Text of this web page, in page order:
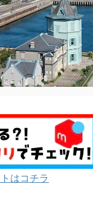
はコチラ